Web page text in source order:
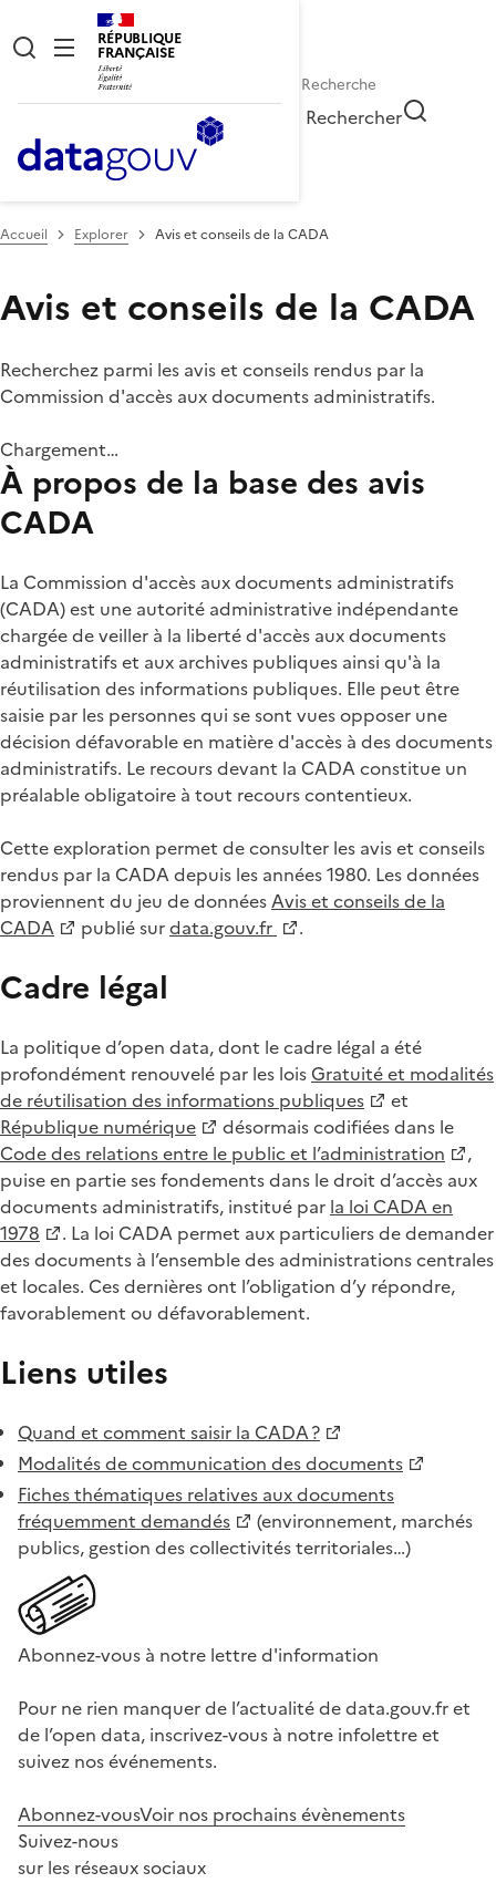
RÉPUBLIQUE
FRANÇAISE
Rechercher
Accueil Explorer Avis et conseils de la CADA
Avis et conseils de la CADA
Recherchez parmi les avis et conseils rendus par la
Commission d'accès aux documents administratifs.
Chargement…
À propos de la base des avis
CADA
La Commission d'accès aux documents administratifs
(CADA) est une autorité administrative indépendante
chargée de veiller à la liberté d'accès aux documents
administratifs et aux archives publiques ainsi qu'à la
réutilisation des informations publiques. Elle peut être
saisie par les personnes qui se sont vues opposer une
décision défavorable en matière d'accès à des documents
administratifs. Le recours devant la CADA constitue un
préalable obligatoire à tout recours contentieux.
Cette exploration permet de consulter les avis et conseils
rendus par la CADA depuis les années 1980. Les données
proviennent du jeu de donnéesAvis et conseils de la
CADA
publié surdata.gouv.fr .
Cadre légal
La politique d’open data, dont le cadre légal a été
profondément renouvelé par les loisGratuité et modalités
de réutilisation des informations publiques
et
République numérique
désormais codifiées dans le
Code des relations entre le public et l’administration
,
puise en partie ses fondements dans le droit d’accès aux
documents administratifs, institué par la loi CADA en
1978
. La loi CADA permet aux particuliers de demander
des documents à l’ensemble des administrations centrales
et locales. Ces dernières ont l’obligation d’y répondre,
favorablement ou défavorablement.
Liens utiles
Quand et comment saisir la CADA ?
Modalités de communication des documents
Fiches thématiques relatives aux documents
fréquemment demandés
(environnement, marchés
publics, gestion des collectivités territoriales…)
Abonnez-vous à notre lettre d'information
Pour ne rien manquer de l’actualité de data.gouv.fr et
de l’open data, inscrivez-vous à notre infolettre et
suivez nos événements.
Abonnez-vousVoir nos prochains évènements
Suivez-nous
sur les réseaux sociaux